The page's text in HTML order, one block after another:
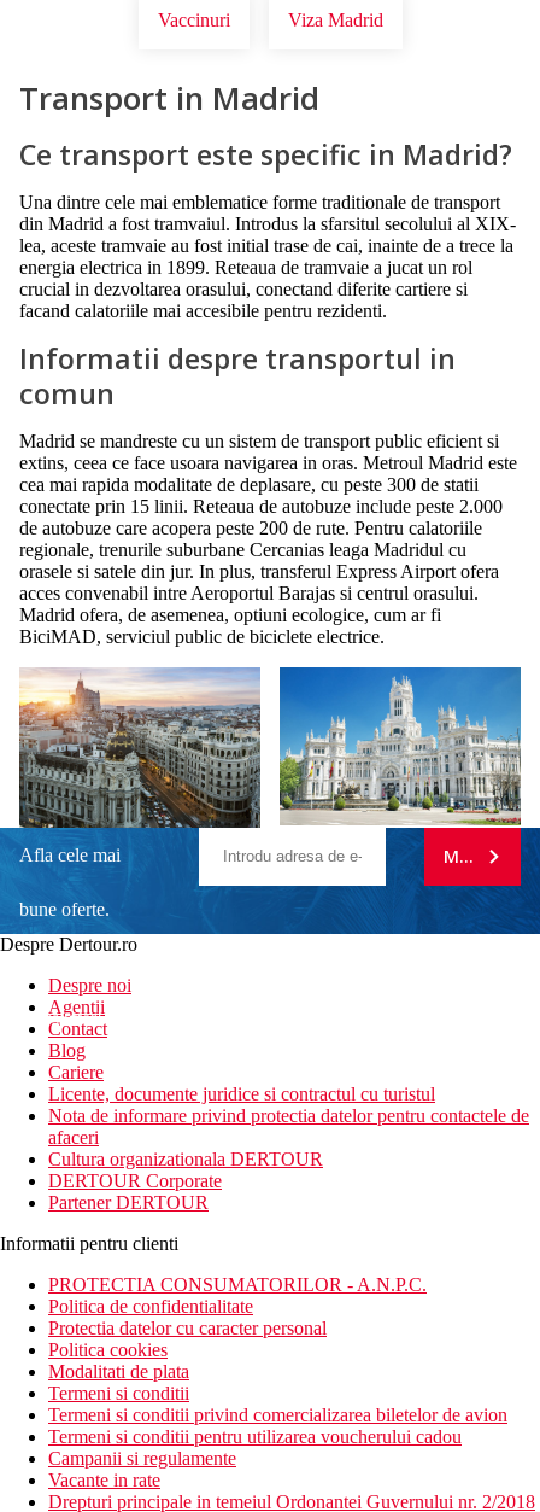
Vaccinuri Viza Madrid
Transport in Madrid
Ce transport este specific in Madrid?
Una dintre cele mai emblematice forme traditionale de transport
din Madrid a fost tramvaiul. Introdus la sfarsitul secolului al XIX-
lea, aceste tramvaie au fost initial trase de cai, inainte de a trece la
energia electrica in 1899. Reteaua de tramvaie a jucat un rol
crucial in dezvoltarea orasului, conectand diferite cartiere si
facand calatoriile mai accesibile pentru rezidenti.
Informatii despre transportul in
comun
Madrid se mandreste cu un sistem de transport public eficient si
extins, ceea ce face usoara navigarea in oras. Metroul Madrid este
cea mai rapida modalitate de deplasare, cu peste 300 de statii
conectate prin 15 linii. Reteaua de autobuze include peste 2.000
de autobuze care acopera peste 200 de rute. Pentru calatoriile
regionale, trenurile suburbane Cercanias leaga Madridul cu
orasele si satele din jur. In plus, transferul Express Airport ofera
acces convenabil intre Aeroportul Barajas si centrul orasului.
Madrid ofera, de asemenea, optiuni ecologice, cum ar fi
BiciMAD, serviciul public de biciclete electrice.
Afla cele mai
bune oferte.
newsletter!
MA
Despre Dertour.ro
Despre noi
Agentii
Contact
Blog
Cariere
Licente, documente juridice si contractul cu turistul
Nota de informare privind protectia datelor pentru contactele de
afaceri
Cultura organizationala DERTOUR
DERTOUR Corporate
Partener DERTOUR
Informatii pentru clienti
PROTECTIA CONSUMATORILOR - A.N.P.C.
Politica de confidentialitate
Protectia datelor cu caracter personal
Politica cookies
Modalitati de plata
Termeni si conditii
Termeni si conditii privind comercializarea biletelor de avion
Termeni si conditii pentru utilizarea voucherului cadou
Campanii si regulamente
Vacante in rate
Drepturi principale in temeiul Ordonantei Guvernului nr. 2/2018